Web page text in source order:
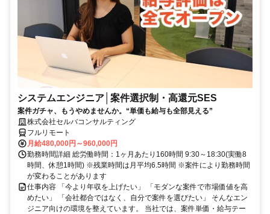
システムエンジニア│案件選択制・高還元SES
案件ガチャ、もうやめませんか。“単価も給与も全部見える”
株式会社セルバコンサルティング
フルリモート
月給480,000円～960,000円
勤務時間詳細 総労働時間：1ヶ月あたり160時間 9:30～18:30(実働8
時間、休憩1時間) ※残業時間は月平均6.5時間 ※案件により勤務時間
が変わることがあります
仕事内容 「今より年収を上げたい」 「モダンな案件で市場価値を高
めたい」 「会社都合ではなく、自分で案件を選びたい」 そんなエン
ジニア向けの環境を整えています。 当社では、案件単価・給与テー